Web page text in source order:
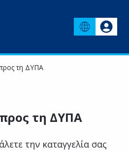
τη ΔΥΠΑ
τη ΔΥΠΑ
την καταγγελία σας